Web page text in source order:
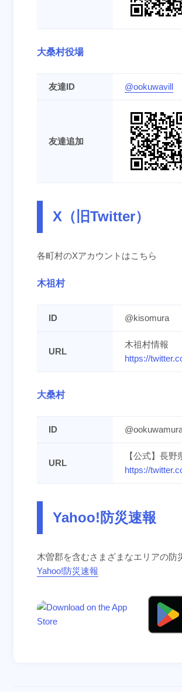
大桑村役場
友達ID @ookuwavill
友達追加
X（旧Twitter）
各町村のXアカウントはこちら
木祖村
ID @kisomura
URL
木祖村情報
https://
大桑村
ID
URL
【公式】長野
https://
Yahoo!防災速報
木曽郡を含むさまざまなエリアの
Yahoo!防災速報